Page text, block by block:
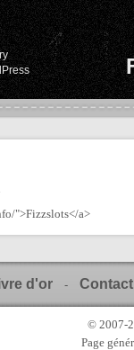
">Fizzslots</a>
d'or - Contact
© 2007-
Page